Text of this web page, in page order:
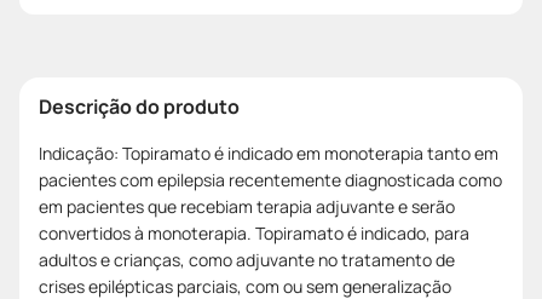
Descrição do produto
Indicação: Topiramato é indicado em monoterapia tanto em
pacientes com epilepsia recentemente diagnosticada como
em pacientes que recebiam terapia adjuvante e serão
convertidos à monoterapia. Topiramato é indicado, para
adultos e crianças, como adjuvante no tratamento de
crises epilépticas parciais, com ou sem generalização